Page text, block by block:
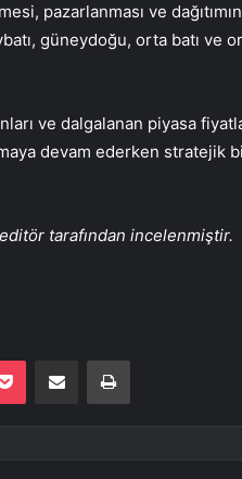
pazarlanması ve
güneydoğu, orta batı ve
ve dalgalanan piyasa
devam ederken stratejik
tarafından incelenmiştir.
Pocket E-Posta ile paylaş Yazdır